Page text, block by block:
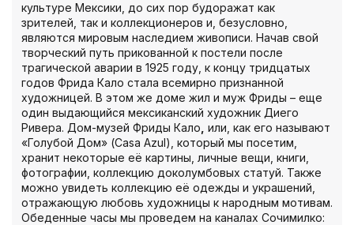
культуре Мексики, до сих пор будоражат как
зрителей, так и коллекционеров и, безусловно,
являются мировым наследием живописи. Начав свой
творческий путь прикованной к постели после
трагической аварии в 1925 году, к концу тридцатых
годов Фрида Кало стала всемирно признанной
художницей. В этом же доме жил и муж Фриды – еще
один выдающийся мексиканский художник Диего
Ривера. Дом-музей Фриды Кало или, как его называют
«Голубой Дом» (Casa Azul), который мы посетим,
хранит некоторые её картины, личные вещи, книги,
фотографии, коллекцию доколумбовых статуй. Также
можно увидеть коллекцию её одежды и украшений,
отражающую любовь художницы к народным мотивам.
Обеденные часы мы проведем на каналах Сочимилко: